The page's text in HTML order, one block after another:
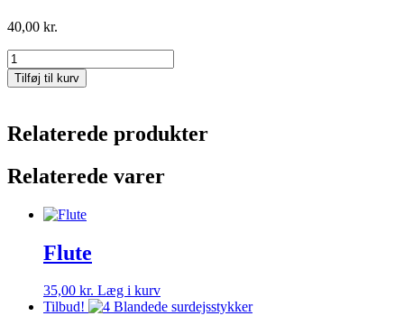
40,00 kr.
Formfranskbrød
antal
Tilføj til kurv
Relaterede produkter
Relaterede varer
Flute
35,00 kr. Læg i kurv
Tilbud!